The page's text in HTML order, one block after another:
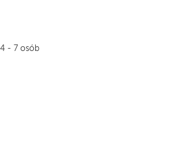
- 7 osób